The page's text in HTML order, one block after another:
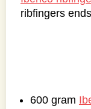
ribfingers
600 gram